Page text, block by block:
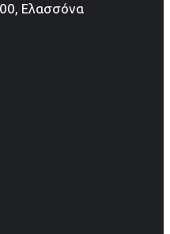
Ελασσόνα